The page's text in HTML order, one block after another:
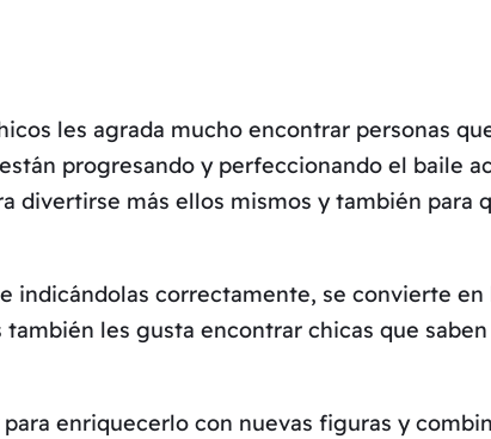
les agrada mucho encontrar personas
progresando y perfeccionando el baile
divertirse más ellos mismos y también para
indicándolas correctamente, se convierte
les gusta encontrar chicas que
enriquecerlo con nuevas figuras y